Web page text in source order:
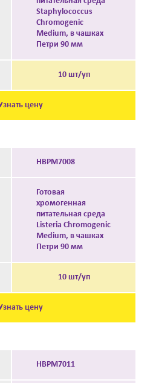
Staphylococcus
Chromogenic
Medium, в чашках
Петри 90 мм
10 шт/уп
цену
HBPM7008
Готовая
хромогенная
питательная среда
Listeria Chromogenic
Medium, в чашках
Петри 90 мм
10 шт/уп
цену
HBPM7011